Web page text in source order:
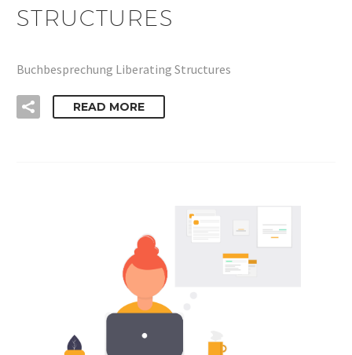
STRUCTURES
Buchbesprechung Liberating Structures
READ MORE